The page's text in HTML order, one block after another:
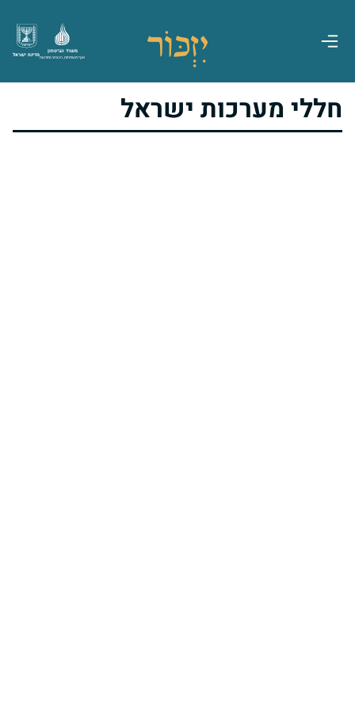
מדינת ישראל
משרד הביטחון
אגף משפחות, הנצחה ומורשת
חללי מערכות ישראל